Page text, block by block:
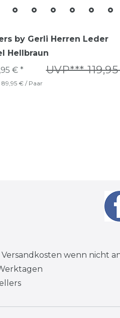
by Gerli Herren Leder
Hellbraun
UVP***
€ *
89,95 € / Paar
Versandkosten wenn nicht